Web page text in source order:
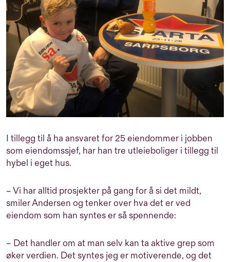
I tillegg til å ha ansvaret for 25 eiendommer i jobben
som eiendomssjef, har han tre utleieboliger i tillegg til
hybel i eget hus.
– Vi har alltid prosjekter på gang for å si det mildt,
smiler Andersen og tenker over hva det er ved
eiendom som han syntes er så spennende:
– Det handler om at man selv kan ta aktive grep som
øker verdien. Det syntes jeg er motiverende, og det